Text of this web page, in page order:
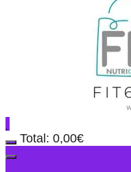
Total: 0,00€